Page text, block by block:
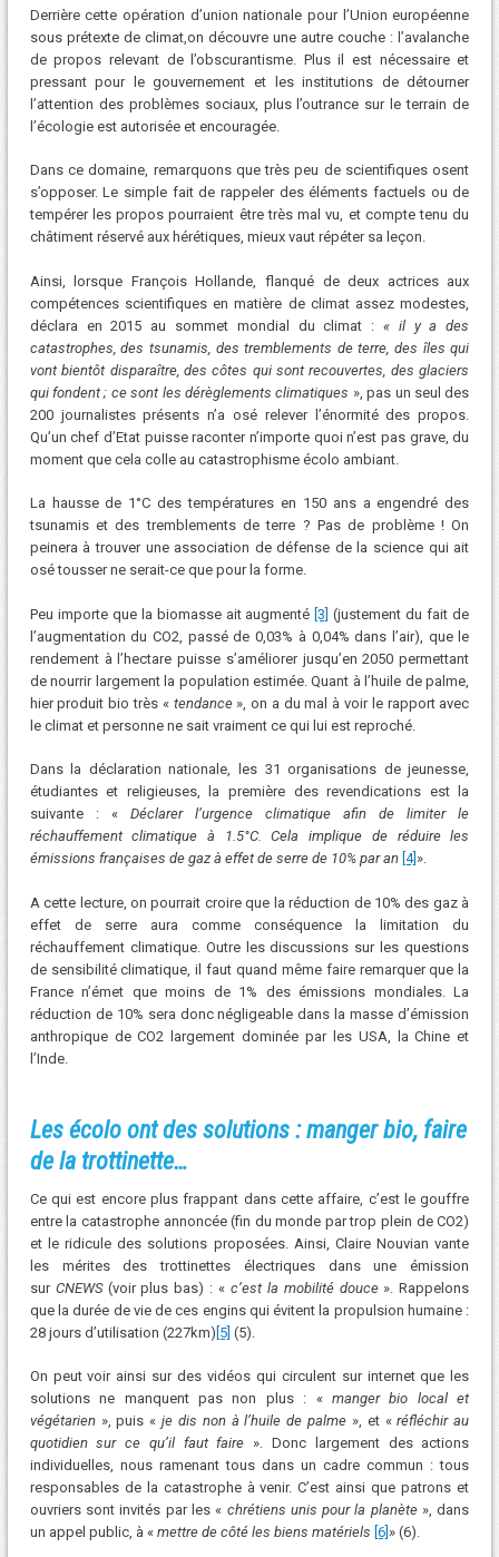
Derrière cette opération d’union nationale pour l’Union européenne
sous prétexte de climat,on découvre une autre couche : l’avalanche
de propos relevant de l’obscurantisme. Plus il est nécessaire et
pressant pour le gouvernement et les institutions de détourner
l’attention des problèmes sociaux, plus l’outrance sur le terrain de
l’écologie est autorisée et encouragée.
Dans ce domaine, remarquons que très peu de scientifiques osent
s’opposer. Le simple fait de rappeler des éléments factuels ou de
tempérer les propos pourraient être très mal vu, et compte tenu du
châtiment réservé aux hérétiques, mieux vaut répéter sa leçon.
Ainsi, lorsque François Hollande, flanqué de deux actrices aux
compétences scientifiques en matière de climat assez modestes,
déclara en 2015 au sommet mondial du climat :« il y a des
catastrophes, des tsunamis, des tremblements de terre, des îles qui
vont bientôt disparaître, des côtes qui sont recouvertes, des glaciers
qui fondent ; ce sont les dérèglements climatiques », pas un seul des
200 journalistes présents n’a osé relever l’énormité des propos.
Qu’un chef d’Etat puisse raconter n’importe quoi n’est pas grave, du
moment que cela colle au catastrophisme écolo ambiant.
La hausse de 1°C des températures en 150 ans a engendré des
tsunamis et des tremblements de terre ? Pas de problème ! On
peinera à trouver une association de défense de la science qui ait
osé tousser ne serait-ce que pour la forme.
Peu importe que la biomasse ait augmenté [3] (justement du fait de
l’augmentation du CO2, passé de 0,03% à 0,04% dans l’air), que le
rendement à l’hectare puisse s’améliorer jusqu’en 2050 permettant
de nourrir largement la population estimée. Quant à l’huile de palme,
hier produit bio très « tendance », on a du mal à voir le rapport avec
le climat et personne ne sait vraiment ce qui lui est reproché.
Dans la déclaration nationale, les 31 organisations de jeunesse,
étudiantes et religieuses, la première des revendications est la
suivante : « Déclarer l’urgence climatique afin de limiter le
réchauffement climatique à 1.5°C. Cela implique de réduire les
émissions françaises de gaz à effet de serre de 10% par an [4] ».
A cette lecture, on pourrait croire que la réduction de 10% des gaz à
effet de serre aura comme conséquence la limitation du
réchauffement climatique. Outre les discussions sur les questions
de sensibilité climatique, il faut quand même faire remarquer que la
France n’émet que moins de 1% des émissions mondiales. La
réduction de 10% sera donc négligeable dans la masse d’émission
anthropique de CO2 largement dominée par les USA, la Chine et
l’Inde.
Les écolo ont des solutions : manger bio, faire
de la trottinette…
Ce qui est encore plus frappant dans cette affaire, c’est le gouffre
entre la catastrophe annoncée (fin du monde par trop plein de CO2)
et le ridicule des solutions proposées. Ainsi, Claire Nouvian vante
les mérites des trottinettes électriques dans une émission
sur CNEWS (voir plus bas) : « c’est la mobilité douce ». Rappelons
que la durée de vie de ces engins qui évitent la propulsion humaine :
28 jours d’utilisation (227km) [5] (5).
On peut voir ainsi sur des vidéos qui circulent sur internet que les
solutions ne manquent pas non plus : «manger bio local et
végétarien », puis «je dis non à l’huile de palme », et «réfléchir au
quotidien sur ce qu’il faut faire ». Donc largement des actions
individuelles, nous ramenant tous dans un cadre commun : tous
responsables de la catastrophe à venir. C’est ainsi que patrons et
ouvriers sont invités par les « chrétiens unis pour la planète », dans
un appel public, à « mettre de côté les biens matériels [6] » (6).